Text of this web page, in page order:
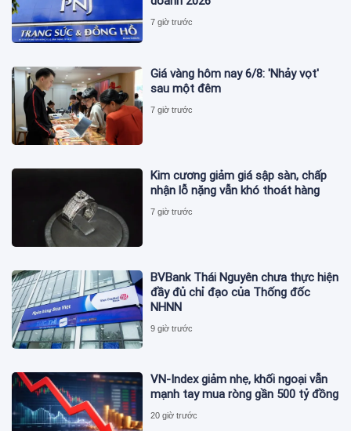
7 giờ trước
Giá vàng hôm nay 6/8: 'Nhảy vọt'
sau một đêm
7 giờ trước
Kim cương giảm giá sập sàn, chấp
nhận lỗ nặng vẫn khó thoát hàng
7 giờ trước
BVBank Thái Nguyên chưa thực hiện
đầy đủ chỉ đạo của Thống đốc
NHNN
9 giờ trước
VN-Index giảm nhẹ, khối ngoại vẫn
mạnh tay mua ròng gần 500 tỷ đồng
20 giờ trước